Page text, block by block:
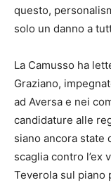
questo,
solo un danno a
La Camusso ha
Graziano,
ad Aversa e nei
candidature alle
siano ancora state
scaglia contro l’ex
Teverola sul piano